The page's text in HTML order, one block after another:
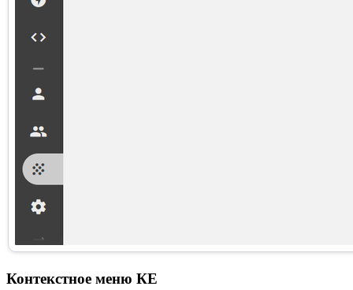
Контекстное меню КЕ